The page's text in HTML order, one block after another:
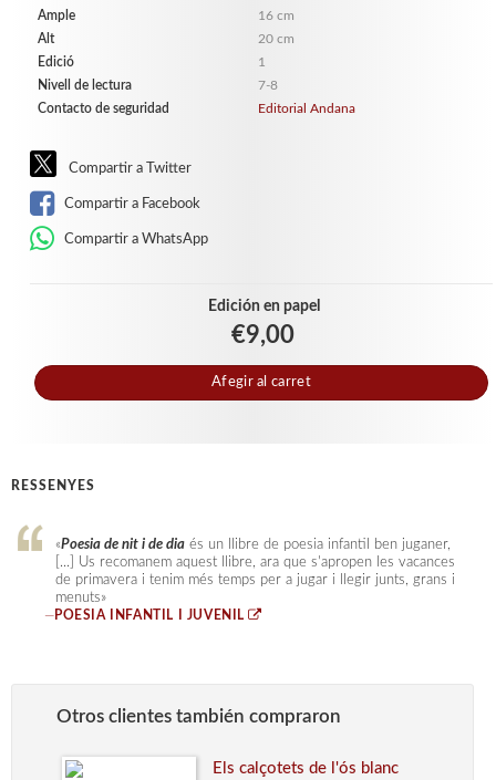
Ample
16 cm
Alt
20 cm
Edició
1
Nivell de lectura
7-8
Contacto de seguridad
Editorial Andana
Compartir a Twitter
Compartir a Facebook
Compartir a WhatsApp
Edición en papel
€9,00
Afegir al carret
RESSENYES
«Poesia de nit i de dia és un llibre de poesia infantil ben juganer,
[...] Us recomanem aquest llibre, ara que s'apropen les vacances
de primavera i tenim més temps per a jugar i llegir junts, grans i
menuts»
—POESIA INFANTIL I JUVENIL
Otros clientes también compraron
Els calçotets de l'ós blanc